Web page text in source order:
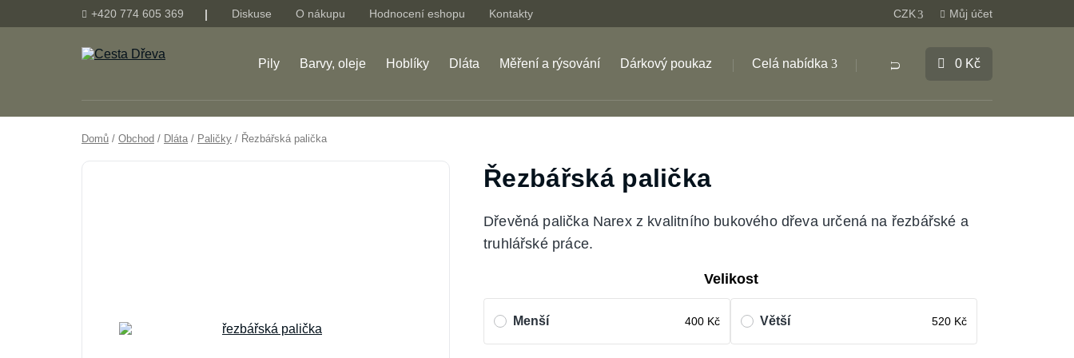
+420 774 605 369 Diskuse O nákupu Můj účet
Hodnocení eshopu Kontakty CZK
0 Kč
Pily Barvy, oleje Hoblíky Dláta Měření a rýsování Dárkový poukaz Celá nabídka
Domů / Obchod / Dláta / Paličky / Řezbářská palička
Řezbářská palička
Dřevěná palička Narex z kvalitního bukového dřeva určená na řezbářské a
truhlářské práce.
Velikost
Menší 400 Kč Větší 520 Kč